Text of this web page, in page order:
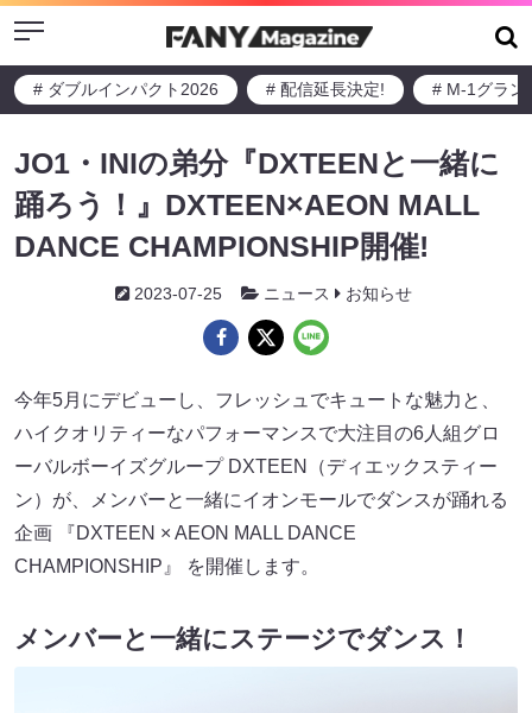
Menu
# ダブルインパクト2026 # 配信延長決定! # M-1グラン
JO1・INIの弟分『DXTEENと一緒に
踊ろう！』DXTEEN×AEON MALL
DANCE CHAMPIONSHIP開催!
2023-07-25 ニュース お知らせ
今年5月にデビューし、フレッシュでキュートな魅力と、
ハイクオリティーなパフォーマンスで大注目の6人組グロ
ーバルボーイズグループ DXTEEN（ディエックスティー
ン）が、メンバーと一緒にイオンモールでダンスが踊れる
企画 『DXTEEN × AEON MALL DANCE
CHAMPIONSHIP』 を開催します。
メンバーと一緒にステージでダンス！